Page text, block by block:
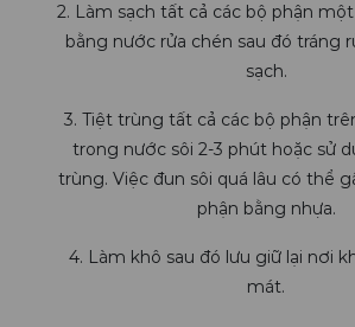
2. Làm sạch tất cả các bộ phận
bằng nước rửa chén sau đó tráng
sạch.
3. Tiệt trùng tất cả các bộ phận
trong nước sôi 2-3 phút hoặc sử
trùng. Việc đun sôi quá lâu có thể
phận bằng nhựa.
4. Làm khô sau đó lưu giữ lại nơi
mát.